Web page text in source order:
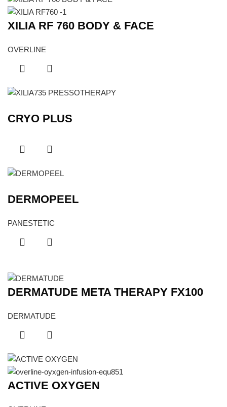
XILIA RF 760 BODY & FACE
OVERLINE
CRYO PLUS
DERMOPEEL
PANESTETIC
DERMATUDE META THERAPY FX100
DERMATUDE
ACTIVE OXYGEN